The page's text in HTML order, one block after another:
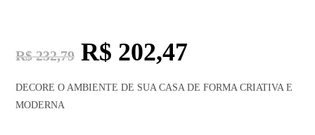
R$232,79 R$ 202,47
DECORE O AMBIENTE DE SUA CASA DE FORMA CRIATIVA E
MODERNA